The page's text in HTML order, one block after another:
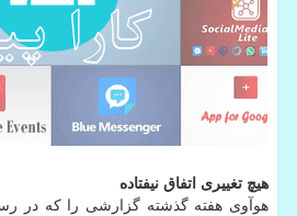
هیچ تغییری اتفاق نیفتاده